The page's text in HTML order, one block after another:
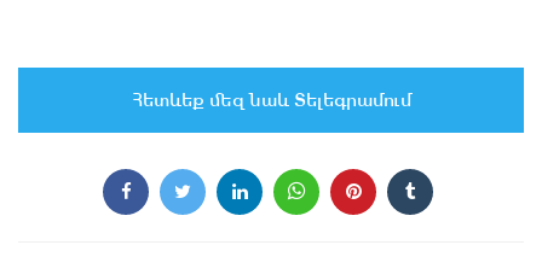
Հետևեք մեզ նաև Տելեգրամում